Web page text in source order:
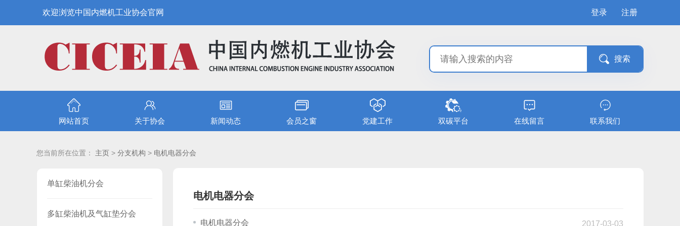
欢迎浏览中国内燃机工业协会官网 注册
登录
网站首页 关于协会 新闻动态 会员之窗 党建工作 双碳平台 在线留言 联系我们
您当前所在位置： 主页 > 分支机构 > 电机电器分会
单缸柴油机分会
多缸柴油机及气缸垫分会
电机电器分会
电机电器分会 2017-03-03